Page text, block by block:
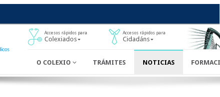
Accesos rápidos para
Colexiados
Accesos rápidos para
Cidadáns
O COLEXIO TRÁMITES NOTICIAS